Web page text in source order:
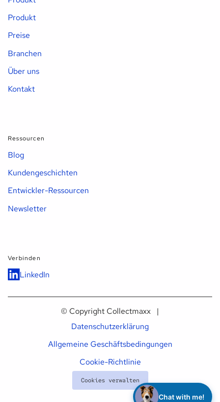
Produkt
Preise
Branchen
Über uns
Kontakt
Ressourcen
Blog
Kundengeschichten
Entwickler-Ressourcen
Newsletter
Verbinden
LinkedIn
© Copyright Collectmaxx |
Datenschutzerklärung
Allgemeine Geschäftsbedingungen
Cookie-Richtlinie
Cookies verwalten
Chat with me!
privacy policy